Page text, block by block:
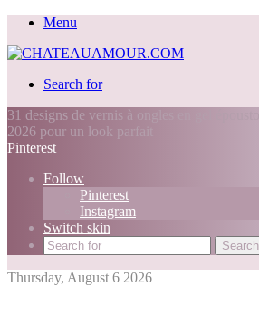
Menu
Search for
31 designs de vernis à ongles en gel
2026 pour un look parfait
Pinterest
Follow
Pinterest
Instagram
Switch skin
Thursday, August 6 2026